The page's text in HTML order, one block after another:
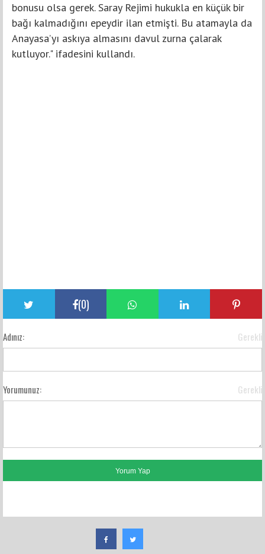
bonusu olsa gerek. Saray Rejimi hukukla en küçük bir
bağı kalmadığını epeydir ilan etmişti. Bu atamayla da
Anayasa’yı askıya almasını davul zurna çalarak
kutluyor." ifadesini kullandı.
(0)
Adınız: Gerekli
Yorumunuz: Gerekli